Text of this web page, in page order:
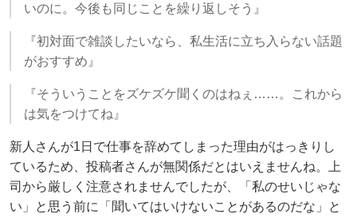
いのに。今後も同じことを繰り返しそう』
『初対面で雑談したいなら、私生活に立ち入らない話題
がおすすめ』
『そういうことをズケズケ聞くのはねぇ……。これから
は気をつけてね』
新人さんが1日で仕事を辞めてしまった理由がはっきりし
ているため、投稿者さんが無関係だとはいえませんね。上
司から厳しく注意されませんでしたが、「私のせいじゃな
い」と思う前に「聞いてはいけないことがあるのだな」と